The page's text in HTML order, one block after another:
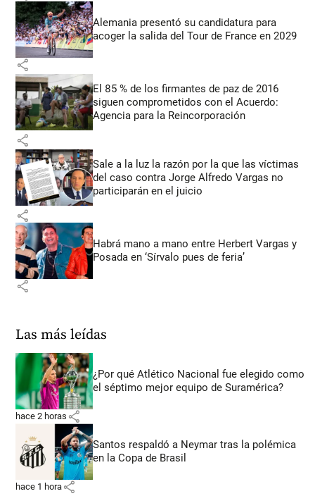
Alemania presentó su candidatura para
acoger la salida del Tour de France en 2029
share
El 85 % de los firmantes de paz de 2016
siguen comprometidos con el Acuerdo:
Agencia para la Reincorporación
share
Sale a la luz la razón por la que las víctimas
del caso contra Jorge Alfredo Vargas no
participarán en el juicio
share
Habrá mano a mano entre Herbert Vargas y
Posada en ‘Sírvalo pues de feria’
share
Las más leídas
¿Por qué Atlético Nacional fue elegido como
el séptimo mejor equipo de Suramérica?
hace 2 horas share
Santos respaldó a Neymar tras la polémica
en la Copa de Brasil
hace 1 hora share